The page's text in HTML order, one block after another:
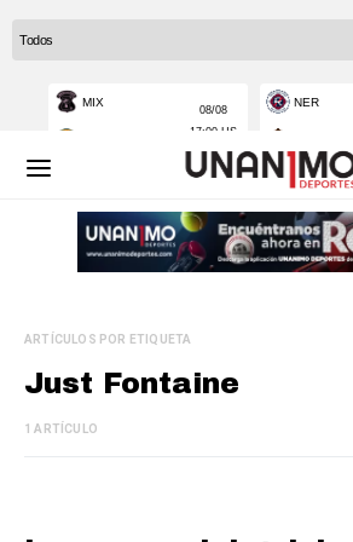
ARTÍCULOS POR ETIQUETA
Just Fontaine
1 ARTÍCULO